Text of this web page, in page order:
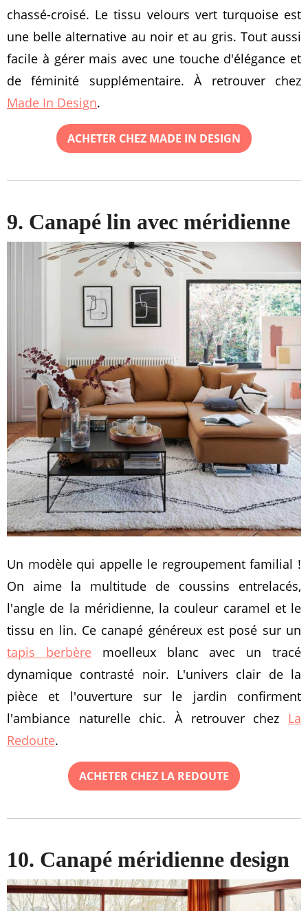
chassé-croisé. Le tissu velours vert turquoise est
une belle alternative au noir et au gris. Tout aussi
facile à gérer mais avec une touche d'élégance et
de féminité supplémentaire. À retrouver chez
Made In Design.
ACHETER CHEZ MADE IN DESIGN
9. Canapé lin avec méridienne
Un modèle qui appelle le regroupement familial !
On aime la multitude de coussins entrelacés,
l'angle de la méridienne, la couleur caramel et le
tissu en lin. Ce canapé généreux est posé sur un
tapis berbèremoelleux blanc avec un tracé
dynamique contrasté noir. L'univers clair de la
pièce et l'ouverture sur le jardin confirment
l'ambiance naturelle chic. À retrouver chez La
Redoute.
ACHETER CHEZ LA REDOUTE
10. Canapé méridienne design